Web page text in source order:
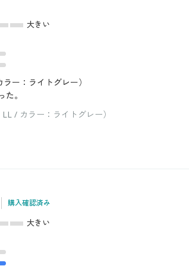
大きい
ー：ライトグレー）
。
/ カラー：ライトグレー）
購入確認済み
大きい